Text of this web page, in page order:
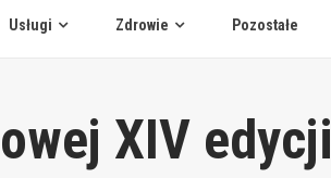
Usługi Zdrowie Pozostałe
XIV edycji